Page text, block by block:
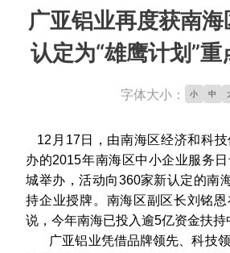
广亚铝业再度获南
认定为“雄鹰计划”
字体大小： 小 中
12月17日，由南海区经济和科
办的2015年南海区中小企业服务
城举办，活动向360家新认定的南
持企业授牌。南海区副区长刘铭
说，今年南海已投入逾5亿资金扶持
广亚铝业凭借品牌领先、科技领